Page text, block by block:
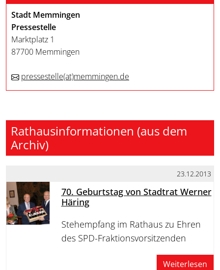
Stadt Memmingen
Pressestelle
Marktplatz 1
87700 Memmingen
pressestelle(at)memmingen.de
Rathausinformationen (aus dem
Archiv)
23.12.2013
70. Geburtstag von Stadtrat Werner
Häring
Stehempfang im Rathaus zu Ehren
des SPD-Fraktionsvorsitzenden
Weiterlesen